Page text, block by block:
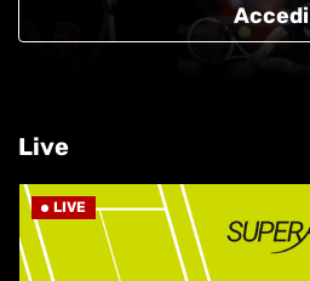
Accedi
Live
LIVE